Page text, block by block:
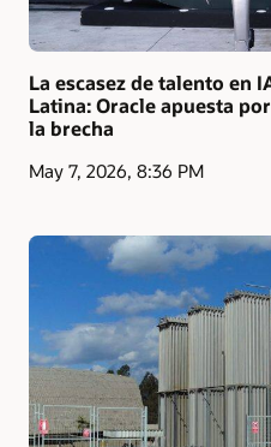
La escasez de talento en
Latina: Oracle apuesta
la brecha
May 7, 2026, 8:36 PM